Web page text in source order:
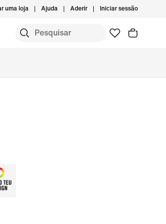
uma loja Ajuda Aderir Iniciar sessão